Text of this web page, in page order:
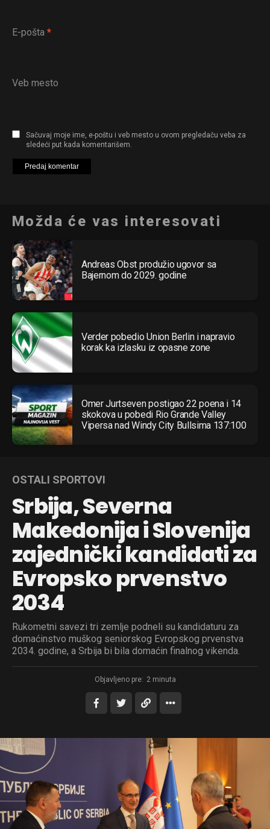
E-pošta *
Veb mesto
Sačuvaj moje ime, e-poštu i veb mesto u ovom pregledaču veba za
sledeći put kada komentarišem.
Možda će vas interesovati
Andreas Obst produžio ugovor sa
Bajernom do 2029. godine
Verder pobedio Union Berlin i napravio
korak ka izlasku iz opasne zone
Omer Jurtseven postigao 22 poena i 14
skokova u pobedi Rio Grande Valley
Vipersa nad Windy City Bullsima 137:100
OSTALI SPORTOVI
Srbija, Severna
Makedonija i Slovenija
zajednički kandidati za
Evropsko prvenstvo
2034
Rukometni savezi tri zemlje podneli su kandidaturu za
domaćinstvo muškog seniorskog Evropskog prvenstva
2034. godine, a Srbija bi bila domaćin finalnog vikenda.
Objavljeno pre: 2 minuta